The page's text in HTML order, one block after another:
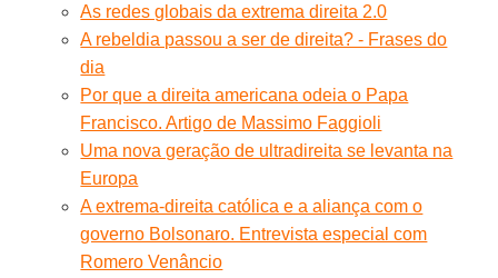
As redes globais da extrema direita 2.0
A rebeldia passou a ser de direita? - Frases do
dia
Por que a direita americana odeia o Papa
Francisco. Artigo de Massimo Faggioli
Uma nova geração de ultradireita se levanta na
Europa
A extrema-direita católica e a aliança com o
governo Bolsonaro. Entrevista especial com
Romero Venâncio